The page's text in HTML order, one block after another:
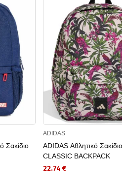
Σακίδιο
ADIDAS
ADIDAS Αθλητικό
CLASSIC BACKPACK
22.74 €